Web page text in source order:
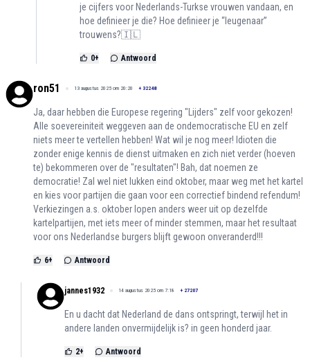
je cijfers voor Nederlands-Turkse vrouwen vandaan, en
hoe definieer je die? Hoe definieer je “leugenaar”
trouwens?🇮🇱
0+ Antwoord
ron51 13 augustus 2025 om 20:20 + 32248
Ja, daar hebben die Europese regering "Lijders" zelf voor gekozen!
Alle soevereiniteit weggeven aan de ondemocratische EU en zelf
niets meer te vertellen hebben! Wat wil je nog meer! Idioten die
zonder enige kennis de dienst uitmaken en zich niet verder (hoeven
te) bekommeren over de "resultaten"! Bah, dat noemen ze
democratie! Zal wel niet lukken eind oktober, maar weg met het kartel
en kies voor partijen die gaan voor een correctief bindend refendum!
Verkiezingen a.s. oktober lopen anders weer uit op dezelfde
kartelpartijen, met iets meer of minder stemmen, maar het resultaat
voor ons Nederlandse burgers blijft gewoon onveranderd!!!
6+ Antwoord
jannes1932 14 augustus 2025 om 7:18 + 27207
En u dacht dat Nederland de dans ontspringt, terwijl het in
andere landen onvermijdelijk is? in geen honderd jaar.
2+ Antwoord